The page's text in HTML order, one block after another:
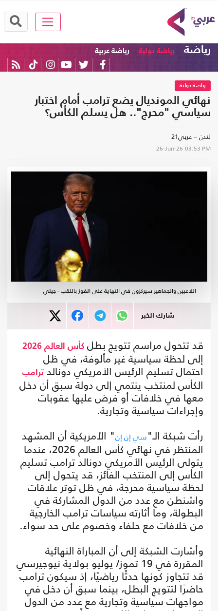
رياضة رياضة دولية رياضة عربية
رياضة دولية
نهائي المونديال يضع ترامب أمام اختبار
سياسي "محرج".. هل يسلم الكأس؟
لندن – عربي21
26-Jun-26 03:53 PM
اللاعبين والجماهير سيركزون في النهاية على الفوز باللقب - جيتي
شارك الخبر
قد تتحول مراسم تتويج بطل كأس العالم 2026
إلى لحظة سياسية غير مألوفة، في ظل
احتمال تسليم الرئيس الأمريكي دونالد ترامب
الكأس لمنتخب ينتمي إلى دولة سبق أن دخل
معها في خلافات أو فرض عليها عقوبات
وإجراءات سياسية وتجارية.
رأت شبكة الـ"سي إن إن" الأمريكية أن المشهد
المنتظر في نهائي كأس العالم 2026، عندما
يتولى الرئيس الأمريكي دونالد ترامب تسليم
الكأس إلى المنتخب الفائز، قد يتحول إلى
لحظة سياسية محرجة، في ظل توتر علاقات
واشنطن مع عدد من الدول المشاركة في
البطولة، وما أثارته سياسات ترامب الخارجية
من خلافات مع حلفاء وخصوم على حد سواء.
وأشارت الشبكة إلى أن المباراة النهائية
المقررة في 19 تموز/ يوليو بولاية نيوجيرسي
قد تتجاوز كونها حدثًا رياضيًا، إذ سيكون ترامب
حاضرًا لتتويج البطل، بينما سبق أن دخل في
مواجهات سياسية وتجارية مع عدد من الدول